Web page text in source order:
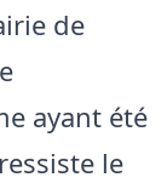
de
ayant été
le